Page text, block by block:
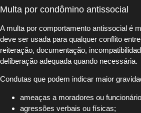
Multa por condômino antissocial
A multa por comportamento antissocial é
deve ser usada para qualquer conflito
reiteração, documentação,
deliberação adequada quando necessária.
Condutas que podem indicar maior
ameaças a moradores ou
agressões verbais ou físicas;